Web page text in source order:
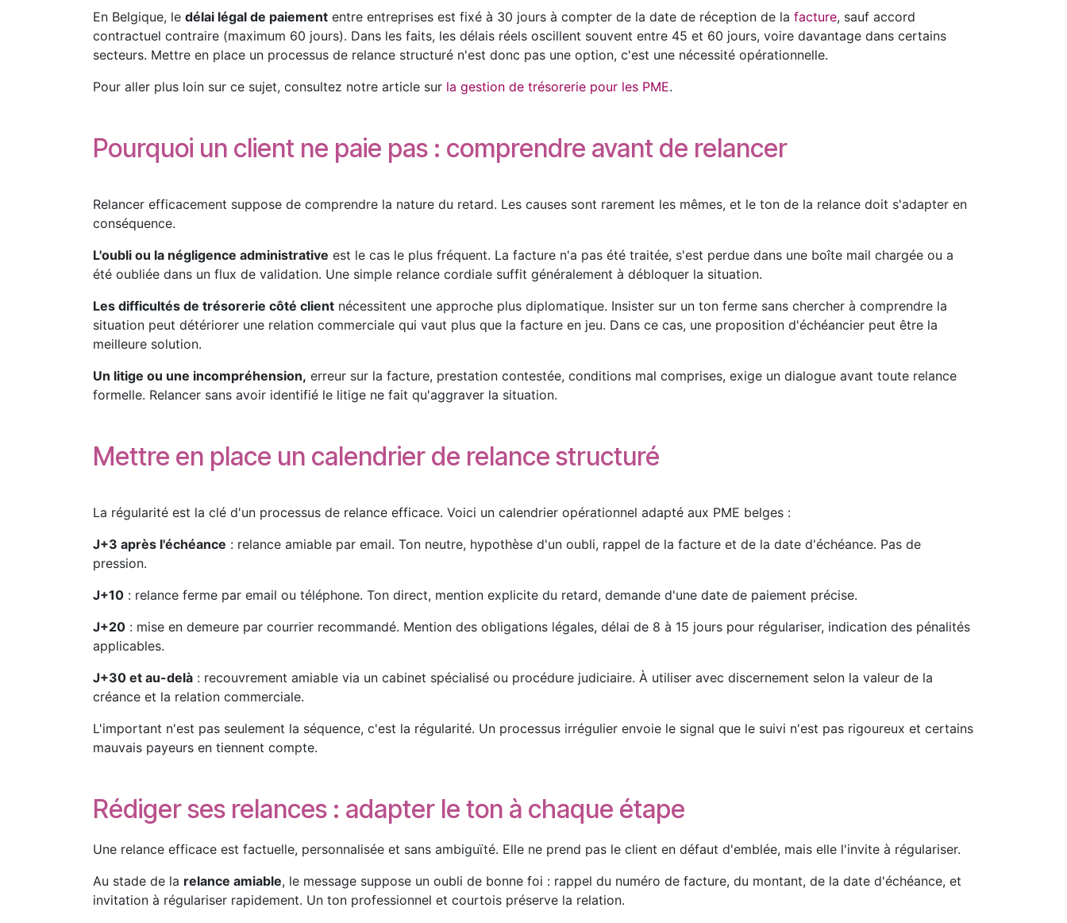
En Belgique, le délai légal de paiement entre entreprises est fixé à 30 jours à compter de la date de réception de la facture, sauf accord
contractuel contraire (maximum 60 jours). Dans les faits, les délais réels oscillent souvent entre 45 et 60 jours, voire davantage dans certains
secteurs. Mettre en place un processus de relance structuré n'est donc pas une option, c'est une nécessité opérationnelle.
Pour aller plus loin sur ce sujet, consultez notre article sur la gestion de trésorerie pour les PME.
Pourquoi un client ne paie pas : comprendre avant de relancer
Relancer efficacement suppose de comprendre la nature du retard. Les causes sont rarement les mêmes, et le ton de la relance doit s'adapter en
conséquence.
L'oubli ou la négligence administrative est le cas le plus fréquent. La facture n'a pas été traitée, s'est perdue dans une boîte mail chargée ou a
été oubliée dans un flux de validation. Une simple relance cordiale suffit généralement à débloquer la situation.
Les difficultés de trésorerie côté client nécessitent une approche plus diplomatique. Insister sur un ton ferme sans chercher à comprendre la
situation peut détériorer une relation commerciale qui vaut plus que la facture en jeu. Dans ce cas, une proposition d'échéancier peut être la
meilleure solution.
Un litige ou une incompréhension, erreur sur la facture, prestation contestée, conditions mal comprises, exige un dialogue avant toute relance
formelle. Relancer sans avoir identifié le litige ne fait qu'aggraver la situation.
Mettre en place un calendrier de relance structuré
La régularité est la clé d'un processus de relance efficace. Voici un calendrier opérationnel adapté aux PME belges :
J+3 après l'échéance : relance amiable par email. Ton neutre, hypothèse d'un oubli, rappel de la facture et de la date d'échéance. Pas de
pression.
J+10 : relance ferme par email ou téléphone. Ton direct, mention explicite du retard, demande d'une date de paiement précise.
J+20 : mise en demeure par courrier recommandé. Mention des obligations légales, délai de 8 à 15 jours pour régulariser, indication des pénalités
applicables.
J+30 et au-delà : recouvrement amiable via un cabinet spécialisé ou procédure judiciaire. À utiliser avec discernement selon la valeur de la
créance et la relation commerciale.
L'important n'est pas seulement la séquence, c'est la régularité. Un processus irrégulier envoie le signal que le suivi n'est pas rigoureux et certains
mauvais payeurs en tiennent compte.
Rédiger ses relances : adapter le ton à chaque étape
Une relance efficace est factuelle, personnalisée et sans ambiguïté. Elle ne prend pas le client en défaut d'emblée, mais elle l'invite à régulariser.
Au stade de la relance amiable, le message suppose un oubli de bonne foi : rappel du numéro de facture, du montant, de la date d'échéance, et
invitation à régulariser rapidement. Un ton professionnel et courtois préserve la relation.